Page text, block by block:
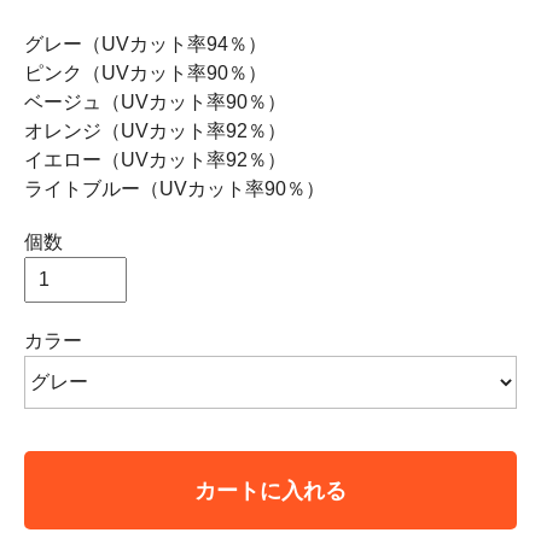
グレー（UVカット率94％）
ピンク（UVカット率90％）
ベージュ（UVカット率90％）
オレンジ（UVカット率92％）
イエロー（UVカット率92％）
ライトブルー（UVカット率90％）
個数
カラー
カートに入れる